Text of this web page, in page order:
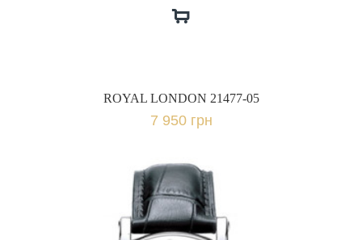
ROYAL LONDON 21477-05
7 950 грн